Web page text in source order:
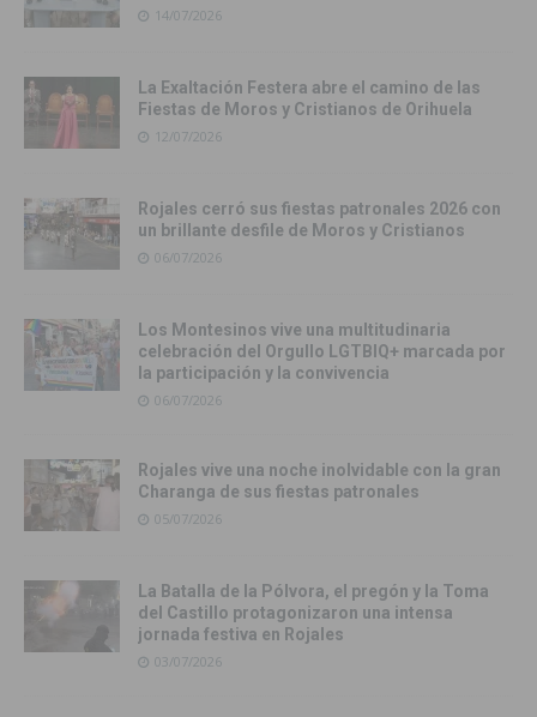
14/07/2026
La Exaltación Festera abre el camino de las
Fiestas de Moros y Cristianos de Orihuela
12/07/2026
Rojales cerró sus fiestas patronales 2026 con
un brillante desfile de Moros y Cristianos
06/07/2026
Los Montesinos vive una multitudinaria
celebración del Orgullo LGTBIQ+ marcada por
la participación y la convivencia
06/07/2026
Rojales vive una noche inolvidable con la gran
Charanga de sus fiestas patronales
05/07/2026
La Batalla de la Pólvora, el pregón y la Toma
del Castillo protagonizaron una intensa
jornada festiva en Rojales
03/07/2026